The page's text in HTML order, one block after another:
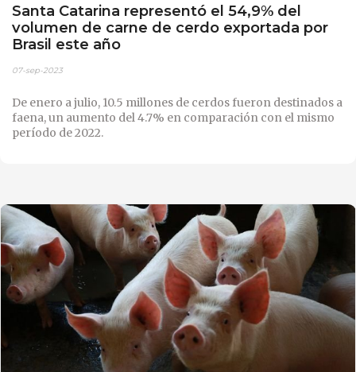
Santa Catarina representó el 54,9% del
volumen de carne de cerdo exportada por
Brasil este año
07-sep-2023
De enero a julio, 10.5 millones de cerdos fueron destinados a
faena, un aumento del 4.7% en comparación con el mismo
período de 2022.